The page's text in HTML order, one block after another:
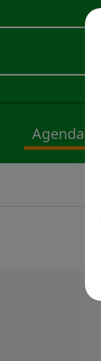
Agenda